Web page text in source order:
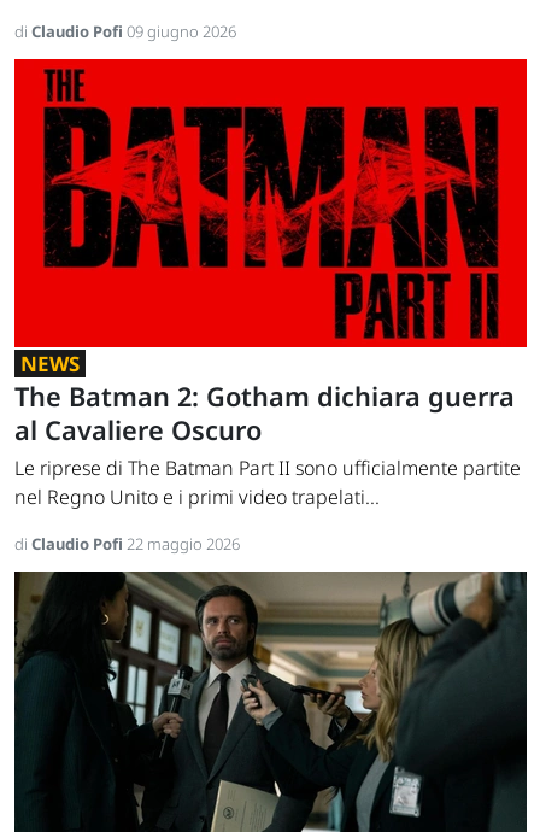
di Claudio Pofi 09 giugno 2026
NEWS
The Batman 2: Gotham dichiara guerra
al Cavaliere Oscuro
Le riprese di The Batman Part II sono ufficialmente partite
nel Regno Unito e i primi video trapelati...
di Claudio Pofi 22 maggio 2026